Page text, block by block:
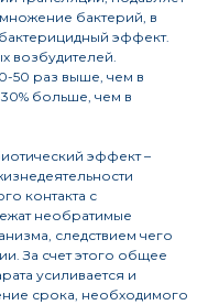
бактерий, в
эффект.
возбудителей.
50 раз выше, чем в
больше, чем в
эффект –
контакта с
необратимые
следствием чего
За счет этого общее
усиливается и
срока, необходимого